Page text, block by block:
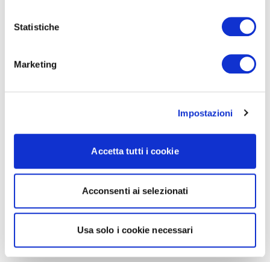
Statistiche
Marketing
Impostazioni
Accetta tutti i cookie
Acconsenti ai selezionati
Usa solo i cookie necessari